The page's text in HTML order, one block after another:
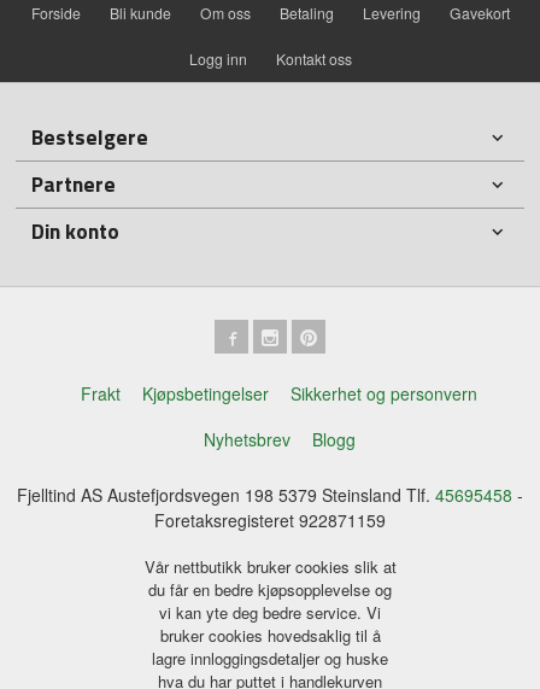
Forside Bli kunde Om oss Betaling Levering Gavekort
Logg inn Kontakt oss
Bestselgere
Partnere
Din konto
Frakt Kjøpsbetingelser
Sikkerhet og personvern
Nyhetsbrev
Blogg
Fjelltind AS Austefjordsvegen 198 5379 Steinsland Tlf. 45695458 -
Foretaksregisteret 922871159
Vår nettbutikk bruker cookies slik at
du får en bedre kjøpsopplevelse og
vi kan yte deg bedre service. Vi
bruker cookies hovedsaklig til å
lagre innloggingsdetaljer og huske
hva du har puttet i handlekurven